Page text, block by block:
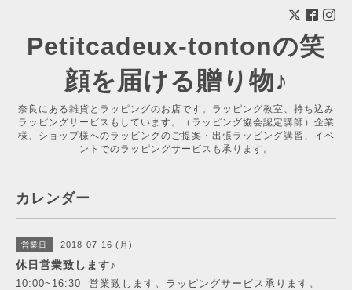
Petitcadeux-tontonの笑
顔を届ける贈り物♪
奈良にある雑貨とラッピングのお店です。ラッピング教室、持ち込み
ラッピングサービスもしています。（ラッピング協会認定講師）企業
様、ショップ様へのラッピングのご提案・出張ラッピング講習、イベ
ントでのラッピングサービスも承ります。
カレンダー
営業日 2018-07-16 (月)
休日営業致します♪
10:00~16:30 営業致します。ラッピングサービス承ります。